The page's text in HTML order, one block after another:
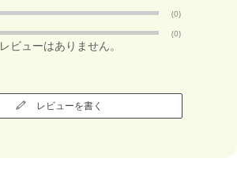
(0)
(0)
レビューはありません。
レビューを書く